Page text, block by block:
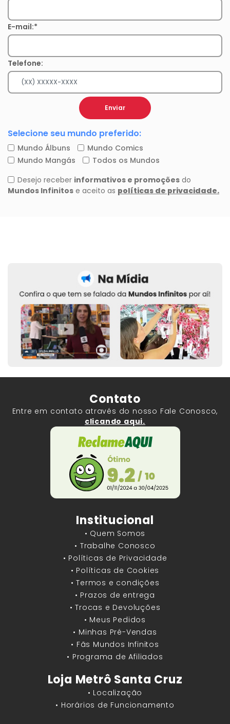
Contato
Entre em contato através do nosso Fale Conosco,
clicando aqui.
Institucional
• Quem Somos
• Trabalhe Conosco
• Políticas de Privacidade
• Políticas de Cookies
• Termos e condições
• Prazos de entrega
• Trocas e Devoluções
• Meus Pedidos
• Minhas Pré-Vendas
• Fãs Mundos Infinitos
• Programa de Afiliados
Loja Metrô Santa Cruz
• Localização
• Horários de Funcionamento